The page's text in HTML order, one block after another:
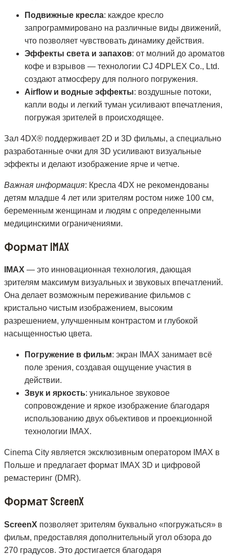
Подвижные кресла: каждое кресло
запрограммировано на различные виды движений,
что позволяет чувствовать динамику действия.
Эффекты света и запахов: от молний до ароматов
кофе и взрывов — технологии CJ 4DPLEX Co., Ltd.
создают атмосферу для полного погружения.
Airflow и водные эффекты: воздушные потоки,
капли воды и легкий туман усиливают впечатления,
погружая зрителей в происходящее.
Зал 4DX® поддерживает 2D и 3D фильмы, а специально
разработанные очки для 3D усиливают визуальные
эффекты и делают изображение ярче и четче.
Важная информация: Кресла 4DX не рекомендованы
детям младше 4 лет или зрителям ростом ниже 100 см,
беременным женщинам и людям с определенными
медицинскими ограничениями.
Формат IMAX
IMAX — это инновационная технология, дающая
зрителям максимум визуальных и звуковых впечатлений.
Она делает возможным переживание фильмов с
кристально чистым изображением, высоким
разрешением, улучшенным контрастом и глубокой
насыщенностью цвета.
Погружение в фильм: экран IMAX занимает всё
поле зрения, создавая ощущение участия в
действии.
Звук и яркость: уникальное звуковое
сопровождение и яркое изображение благодаря
использованию двух объективов и проекционной
технологии IMAX.
Cinema City является эксклюзивным оператором IMAX в
Польше и предлагает формат IMAX 3D и цифровой
ремастеринг (DMR).
Формат ScreenX
ScreenX позволяет зрителям буквально «погружаться» в
фильм, предоставляя дополнительный угол обзора до
270 градусов. Это достигается благодаря